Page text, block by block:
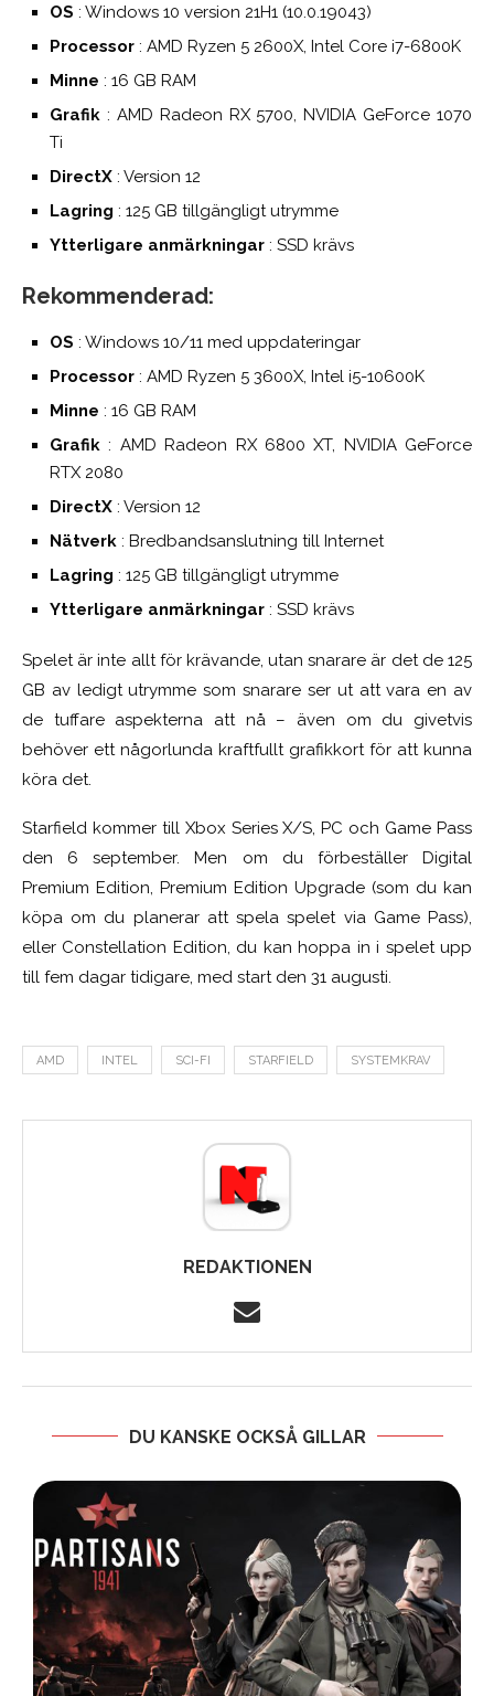
OS : Windows 10 version 21H1 (10.0.19043)
Processor : AMD Ryzen 5 2600X, Intel Core i7-6800K
Minne : 16 GB RAM
Grafik : AMD Radeon RX 5700, NVIDIA GeForce 1070
Ti
DirectX : Version 12
Lagring : 125 GB tillgängligt utrymme
Ytterligare anmärkningar : SSD krävs
Rekommenderad:
OS : Windows 10/11 med uppdateringar
Processor : AMD Ryzen 5 3600X, Intel i5-10600K
Minne : 16 GB RAM
Grafik : AMD Radeon RX 6800 XT, NVIDIA GeForce
RTX 2080
DirectX : Version 12
Nätverk : Bredbandsanslutning till Internet
Lagring : 125 GB tillgängligt utrymme
Ytterligare anmärkningar : SSD krävs
Spelet är inte allt för krävande, utan snarare är det de 125
GB av ledigt utrymme som snarare ser ut att vara en av
de tuffare aspekterna att nå – även om du givetvis
behöver ett någorlunda kraftfullt grafikkort för att kunna
köra det.
Starfield kommer till Xbox Series X/S, PC och Game Pass
den 6 september. Men om du förbeställer Digital
Premium Edition, Premium Edition Upgrade (som du kan
köpa om du planerar att spela spelet via Game Pass),
eller Constellation Edition, du kan hoppa in i spelet upp
till fem dagar tidigare, med start den 31 augusti.
AMD INTEL SCI-FI STARFIELD SYSTEMKRAV
REDAKTIONEN
DU KANSKE OCKSÅ GILLAR